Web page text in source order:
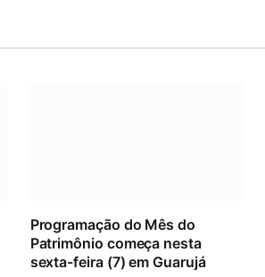
Programação do Mês do
Patrimônio começa nesta
sexta-feira (7) em Guarujá